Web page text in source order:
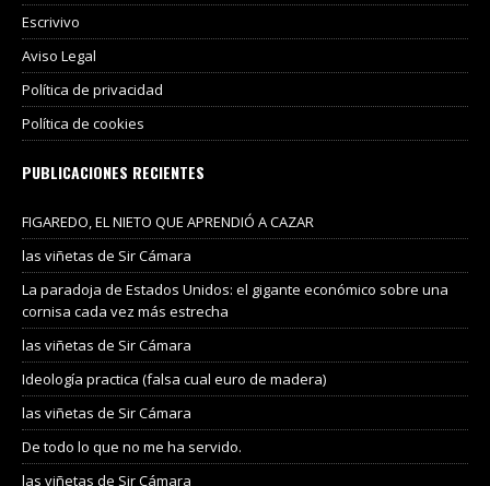
Escrivivo
Aviso Legal
Política de privacidad
Política de cookies
PUBLICACIONES RECIENTES
FIGAREDO, EL NIETO QUE APRENDIÓ A CAZAR
las viñetas de Sir Cámara
La paradoja de Estados Unidos: el gigante económico sobre una
cornisa cada vez más estrecha
las viñetas de Sir Cámara
Ideología practica (falsa cual euro de madera)
las viñetas de Sir Cámara
De todo lo que no me ha servido.
las viñetas de Sir Cámara